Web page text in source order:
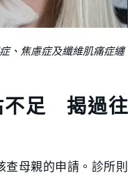
、焦慮症及纖維肌痛症纏
不足 揭過往
查母親的申請。診所則